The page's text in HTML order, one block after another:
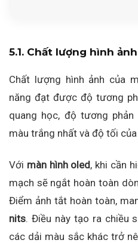
5.1. Chất lượng hình
Chất lượng hình ảnh của
năng đạt được độ tương
quang học, độ tương
màu trắng nhất và độ tối
Với màn hình oled, khi cần
mạch sẽ ngắt hoàn toàn
Điểm ảnh tắt hoàn toàn,
nits. Điều này tạo ra chiều
các dải màu sắc khác trở